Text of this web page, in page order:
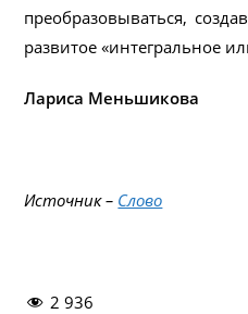
преобразовываться,
развитое «интегральное
Лариса Меньшикова
Источник – Слово
2 936